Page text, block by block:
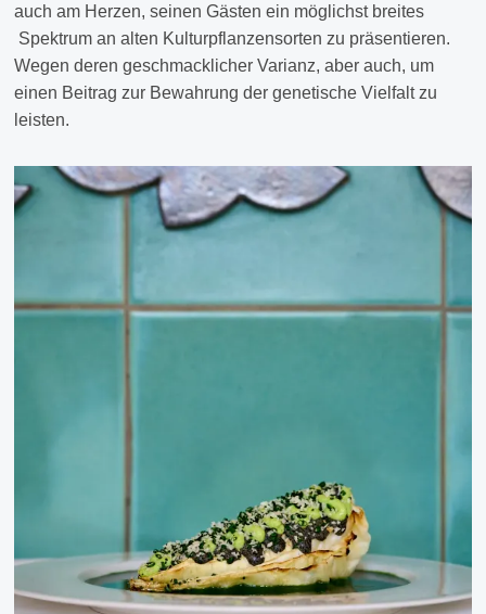
auch am Herzen, seinen Gästen ein möglichst breites
Spektrum an alten Kulturpflanzensorten zu präsentieren.
Wegen deren geschmacklicher Varianz, aber auch, um
einen Beitrag zur Bewahrung der genetische Vielfalt zu
leisten.